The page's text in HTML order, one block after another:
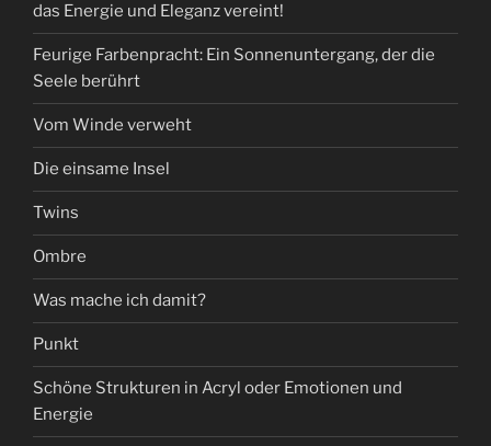
das Energie und Eleganz vereint!
Feurige Farbenpracht: Ein Sonnenuntergang, der die
Seele berührt
Vom Winde verweht
Die einsame Insel
Twins
Ombre
Was mache ich damit?
Punkt
Schöne Strukturen in Acryl oder Emotionen und
Energie